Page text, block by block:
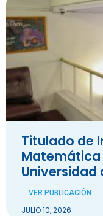
Titulado de
Matemática
Universidad
... VER PUBLICACIÓN ...
JULIO 10, 2026